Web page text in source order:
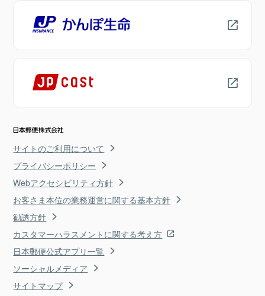
サイトのご利用について
プライバシーポリシー
Webアクセシビリティ方針
お客さま本位の業務運営に関する基本方針
勧誘方針
カスタマーハラスメントに関する考え方
日本郵便公式アプリ一覧
ソーシャルメディア
サイトマップ